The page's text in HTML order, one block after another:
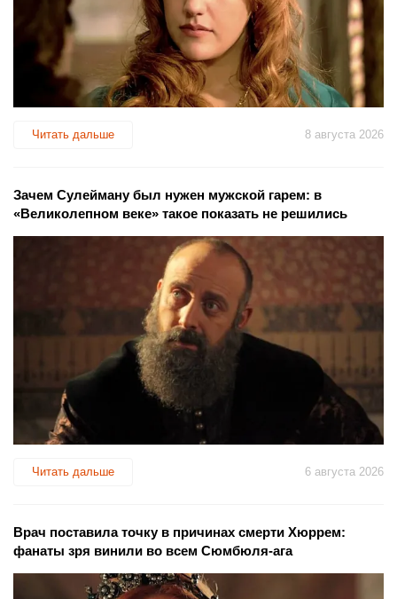
Читать дальше 8 августа 2026
Зачем Сулейману был нужен мужской гарем: в
«Великолепном веке» такое показать не решились
Читать дальше 6 августа 2026
Врач поставила точку в причинах смерти Хюррем:
фанаты зря винили во всем Сюмбюля-ага